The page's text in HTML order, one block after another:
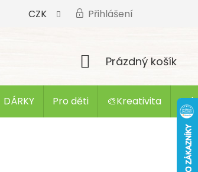
CZK Přihlášení
Nákupní
Prázdný košík
DÁRKY Pro děti 🎨Kreativita